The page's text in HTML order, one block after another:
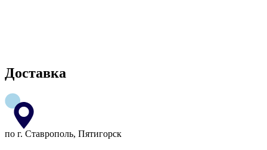
Доставка
по г. Ставрополь, Пятигорск